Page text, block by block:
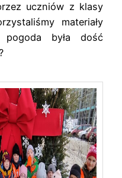
uczniów z klasy
materiały
pogoda była dość